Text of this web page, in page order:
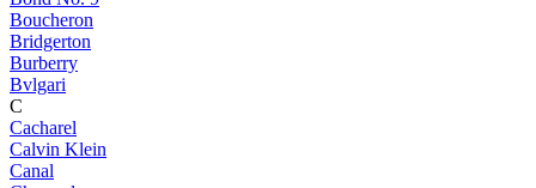
Boucheron
Bridgerton
Burberry
Bvlgari
C
Cacharel
Calvin Klein
Canal